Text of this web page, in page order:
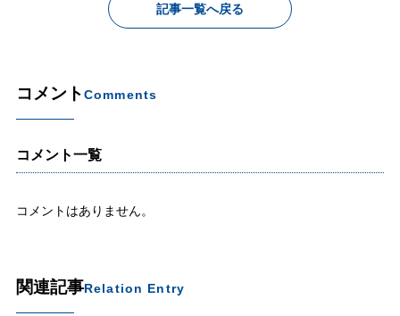
記事一覧へ戻る
コメントComments
コメント一覧
コメントはありません。
関連記事Relation Entry